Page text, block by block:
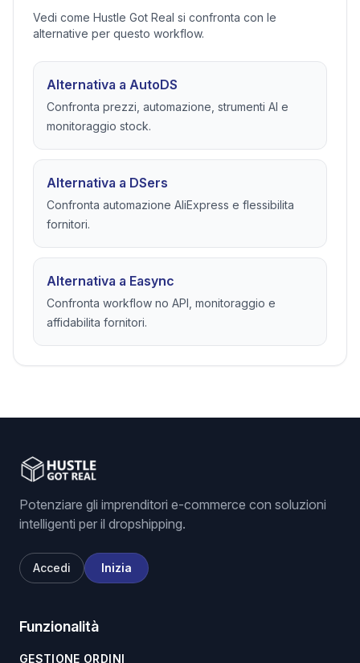
Vedi come Hustle Got Real si confronta con le
alternative per questo workflow.
Alternativa a AutoDS
Confronta prezzi, automazione, strumenti AI e
monitoraggio stock.
Alternativa a DSers
Confronta automazione AliExpress e flessibilita
fornitori.
Alternativa a Easync
Confronta workflow no API, monitoraggio e
affidabilita fornitori.
Potenziare gli imprenditori e-commerce con soluzioni
intelligenti per il dropshipping.
Accedi Inizia
Funzionalità
GESTIONE ORDINI